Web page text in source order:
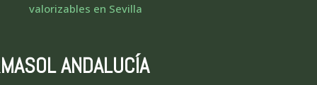
valorizables en Sevilla
ANDALUCÍA